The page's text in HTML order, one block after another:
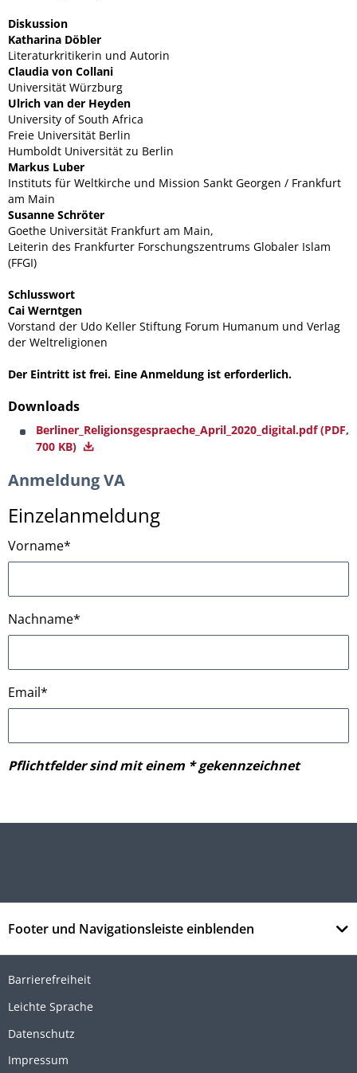
Diskussion
Katharina Döbler
Literaturkritikerin und Autorin
Claudia von Collani
Universität Würzburg
Ulrich van der Heyden
University of South Africa
Freie Universität Berlin
Humboldt Universität zu Berlin
Markus Luber
Instituts für Weltkirche und Mission Sankt Georgen / Frankfurt
am Main
Susanne Schröter
Goethe Universität Frankfurt am Main,
Leiterin des Frankfurter Forschungszentrums Globaler Islam
(FFGI)
Schlusswort
Cai Werntgen
Vorstand der Udo Keller Stiftung Forum Humanum und Verlag
der Weltreligionen
Der Eintritt ist frei. Eine Anmeldung ist erforderlich.
Downloads
Berliner_Religionsgespraeche_April_2020_digital.pdf(PDF,
700 KB)
Anmeldung VA
Einzelanmeldung
Vorname*
Nachname*
Email*
Pflichtfelder sind mit einem * gekennzeichnet
Footer und Navigationsleiste einblenden
Barrierefreiheit
Leichte Sprache
Datenschutz
Impressum